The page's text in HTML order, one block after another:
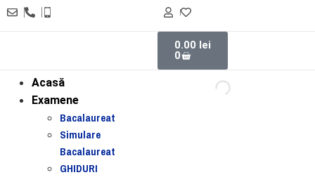
0.00 lei
0
Acasă
Examene
Bacalaureat
Simulare
Bacalaureat
GHIDURI